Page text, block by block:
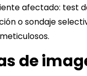
afectado: test
o sondaje
de